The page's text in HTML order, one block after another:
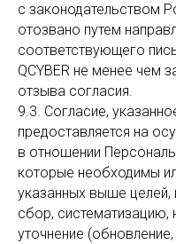
с законодательством
отозвано путем
соответствующего
QCYBER не менее чем
отзыва согласия.
9.3. Согласие,
предоставляется на
в отношении
которые необходимы
указанных выше целей,
сбор, систематизацию,
уточнение